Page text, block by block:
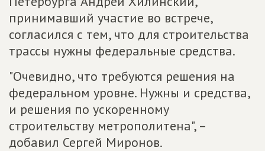
принимавший участие во встрече,
согласился с тем, что для строительства
трассы нужны федеральные средства.
"Очевидно, что требуются решения на
федеральном уровне. Нужны и средства,
и решения по ускоренному
строительству метрополитена", –
добавил Сергей Миронов.